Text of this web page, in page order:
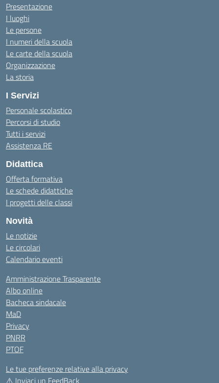
Presentazione
I luoghi
Le persone
I numeri della scuola
Le carte della scuola
Organizzazione
La storia
I Servizi
Personale scolastico
Percorsi di studio
Tutti i servizi
Assistenza RE
Didattica
Offerta formativa
Le schede didattiche
I progetti delle classi
Novità
Le notizie
Le circolari
Calendario eventi
Amministrazione Trasparente
Albo online
Bacheca sindacale
MaD
Privacy
PNRR
PTOF
Le tue preferenze relative alla privacy
⚠️ Inviaci un FeedBack